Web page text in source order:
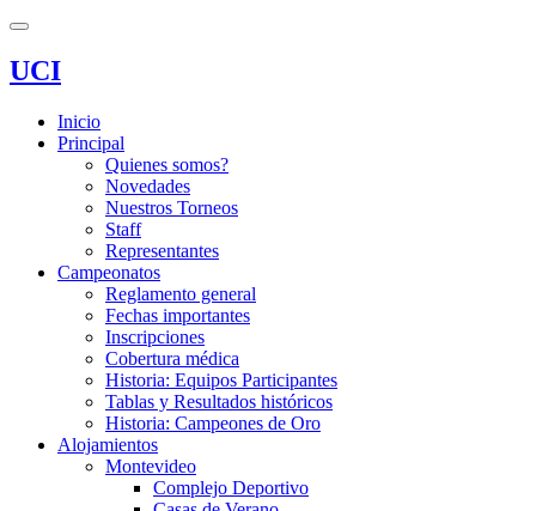
UCI
Inicio
Principal
Quienes somos?
Novedades
Nuestros Torneos
Staff
Representantes
Campeonatos
Reglamento general
Fechas importantes
Inscripciones
Cobertura médica
Historia: Equipos Participantes
Tablas y Resultados históricos
Historia: Campeones de Oro
Alojamientos
Montevideo
Complejo Deportivo